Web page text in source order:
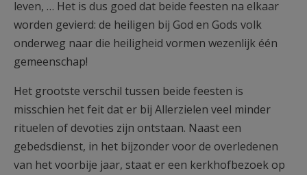
leven, … Het is dus goed dat beide feesten na elkaar
worden gevierd: de heiligen bij God en Gods volk
onderweg naar die heiligheid vormen wezenlijk één
gemeenschap!
Het grootste verschil tussen beide feesten is
misschien het feit dat er bij Allerzielen veel minder
rituelen of devoties zijn ontstaan. Naast een
gebedsdienst, in het bijzonder voor de overledenen
van het voorbije jaar, staat er een kerkhofbezoek op